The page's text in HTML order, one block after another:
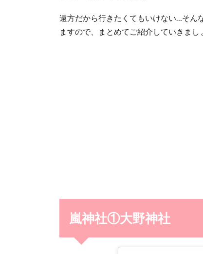
遠方だから行きたくてもいけない…そん
ますので、まとめてご紹介していきまし
嵐神社①大野神社